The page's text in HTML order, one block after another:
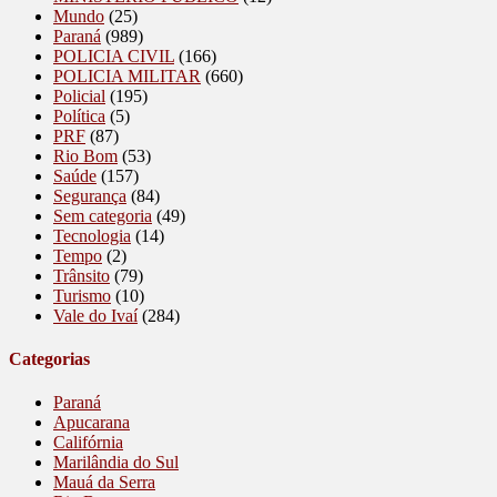
Mundo (25)
Paraná (989)
POLICIA CIVIL (166)
POLICIA MILITAR (660)
Policial (195)
Política (5)
PRF (87)
Rio Bom (53)
Saúde (157)
Segurança (84)
Sem categoria (49)
Tecnologia (14)
Tempo (2)
Trânsito (79)
Turismo (10)
Vale do Ivaí(284)
Categorias
Paraná
Apucarana
Califórnia
Marilândia do Sul
Mauá da Serra